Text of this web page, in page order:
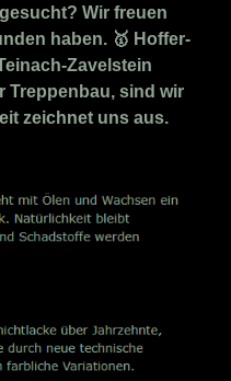
Wir freuen
haben. 🥇 Hoffer-
Zavelstein
Treppenbau, sind wir
zeichnet uns aus.